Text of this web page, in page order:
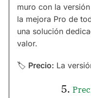
muro con la
la mejora Pro de
una solución
valor.
🏷 Precio: La
5.